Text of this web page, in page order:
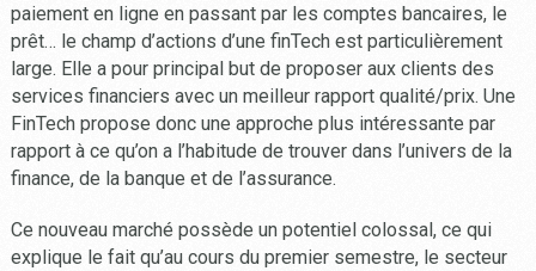
paiement en ligne en passant par les comptes bancaires, le
prêt… le champ d’actions d’une finTech est particulièrement
large. Elle a pour principal but de proposer aux clients des
services financiers avec un meilleur rapport qualité/prix. Une
FinTech propose donc une approche plus intéressante par
rapport à ce qu’on a l’habitude de trouver dans l’univers de la
finance, de la banque et de l’assurance.
Ce nouveau marché possède un potentiel colossal, ce qui
explique le fait qu’au cours du premier semestre, le secteur